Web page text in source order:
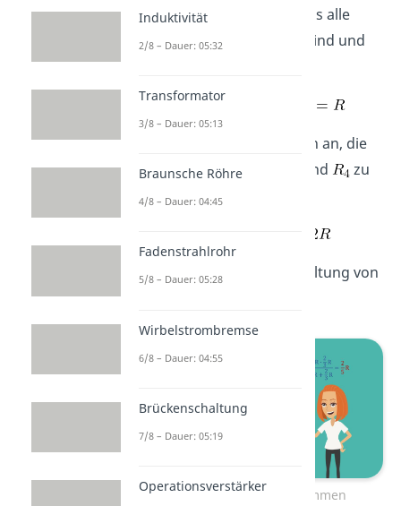
halber nehmen wir an, dass alle
Widerstände gleich groß sind und
Anschließend bietet es sich an, die
Reihenschaltung aus
und
zu
zusammenzufassen.
Nun liegt eine Parallelschaltung von
Innenwiderstand bestimmen
Induktivität
2/8 – Dauer: 05:32
Transformator
3/8 – Dauer: 05:13
Braunsche Röhre
4/8 – Dauer: 04:45
Fadenstrahlrohr
5/8 – Dauer: 05:28
Wirbelstrombremse
6/8 – Dauer: 04:55
Brückenschaltung
7/8 – Dauer: 05:19
Operationsverstärker